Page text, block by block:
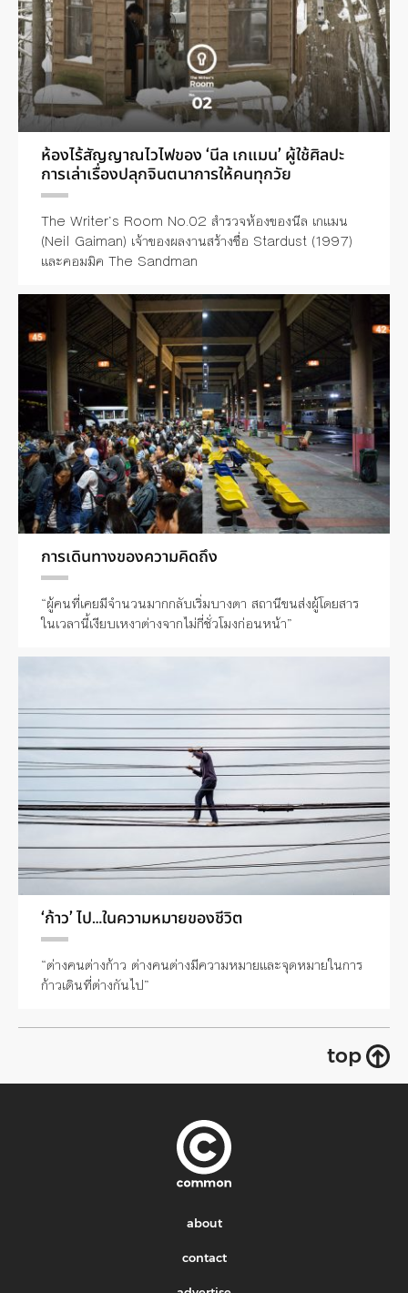
ห้องไร้สัญญาณไวไฟของ ‘นีล เกแมน’ ผู้ใช้ศิลปะ
การเล่าเรื่องปลุกจินตนาการให้คนทุกวัย
The Writer’s Room No.02 สำรวจห้องของนีล เกแมน
(Neil Gaiman) เจ้าของผลงานสร้างชื่อ Stardust (1997)
และคอมมิค The Sandman
การเดินทางของความคิดถึง
“ผู้คนที่เคยมีจำนวนมากกลับเริ่มบางตา สถานีขนส่งผู้โดยสาร
ในเวลานี้เงียบเหงาต่างจากไม่กี่ชั่วโมงก่อนหน้า”
‘ก้าว’ ไป…ในความหมายของชีวิต
“ต่างคนต่างก้าว ต่างคนต่างมีความหมายและจุดหมายในการ
ก้าวเดินที่ต่างกันไป”
top
about
contact